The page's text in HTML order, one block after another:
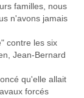
familles, nous
n'avons jamais
contre les six
Jean-Bernard
qu'elle allait
forcés